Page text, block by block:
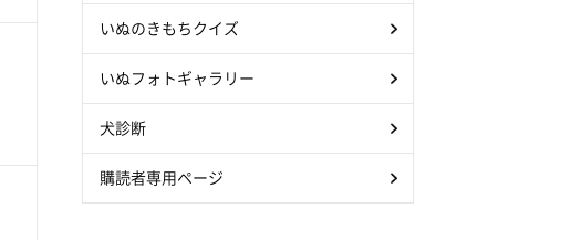
いぬのきもちクイズ
いぬフォトギャラリー
犬診断
購読者専用ページ